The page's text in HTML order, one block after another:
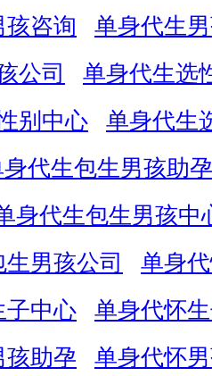
孩咨询
单身代生
公司
单身代生选
别中心
单身代生
代生包生男孩助孕
身代生包生男孩中
男孩公司
单身
子中心
单身代怀
孩助孕 单身代怀